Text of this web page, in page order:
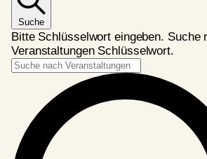
Suche
Bitte Schlüsselwort eingeben. Suche
Veranstaltungen Schlüsselwort.